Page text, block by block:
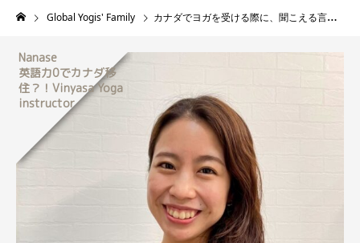
Global Yogis' Family カナダでヨガを受ける際に、聞こえる言葉が格段に増えました。
Nanase
英語力0でカナダ移
住？！Vinyasa Yoga
instructor